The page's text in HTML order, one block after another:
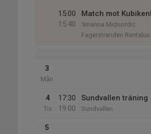
15:00
15:40
Match mot
5manna Midnordic
Fagerstranden Rentalux
3
Mån
4
Tis
17:30
19:00
Sundvallen träning
Sundvallen
5